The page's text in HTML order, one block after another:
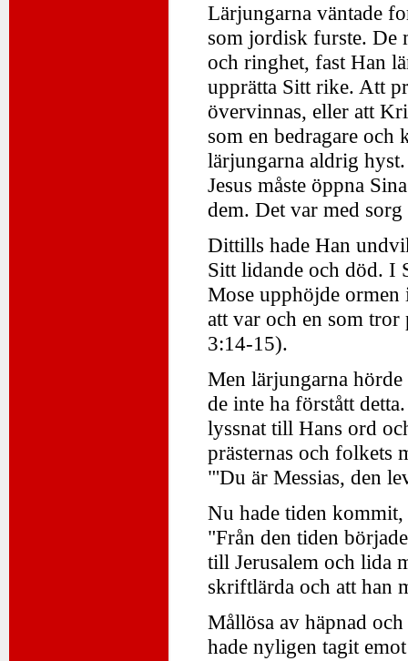
Lärjungarna väntade
som jordisk furste. De
och ringhet, fast Han
upprätta Sitt rike. Att
övervinnas, eller att
som en bedragare och
lärjungarna aldrig
Jesus måste öppna
dem. Det var med
Dittills hade Han
Sitt lidande och död. I
Mose upphöjde
att var och en som
3:14-15).
Men lärjungarna
de inte ha förstått
lyssnat till Hans ord
prästernas och folkets
"'Du är Messias, den
Nu hade tiden
"Från den tiden
till Jerusalem och lida
skriftlärda och att han
Mållösa av häpnad
hade nyligen tagit